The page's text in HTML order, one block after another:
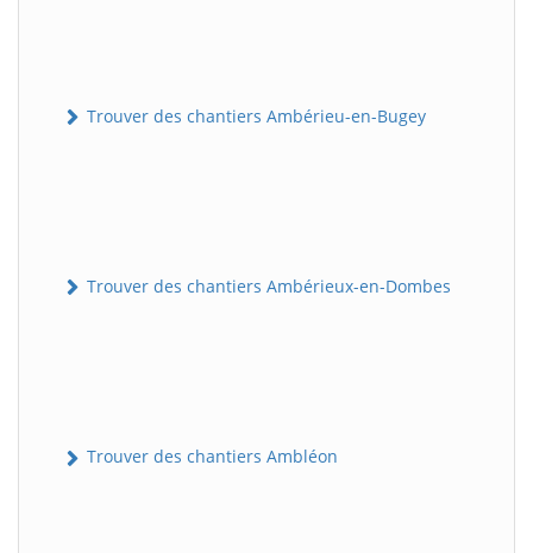
Trouver des chantiers Ambérieu-en-Bugey
Trouver des chantiers Ambérieux-en-Dombes
Trouver des chantiers Ambléon